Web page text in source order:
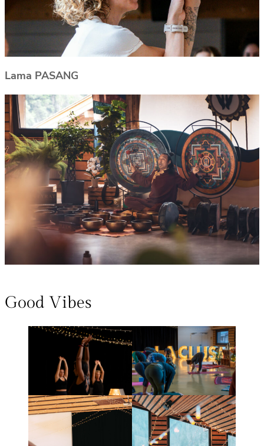
Lama PASANG
Good Vibes